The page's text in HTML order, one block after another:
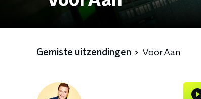
Gemiste uitzendingen VoorAan